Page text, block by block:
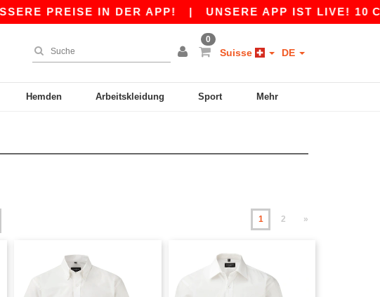
IN DER APP!|UNSERE APP IST LIVE! 10 CHF
0
Suisse DE
Hemden Arbeitskleidung Sport Mehr
1 2 »